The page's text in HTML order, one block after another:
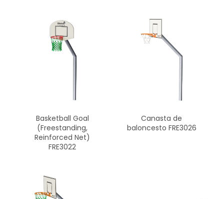
Basketball Goal
(Freestanding,
Reinforced Net)
FRE3022
Canasta de
baloncesto FRE3026